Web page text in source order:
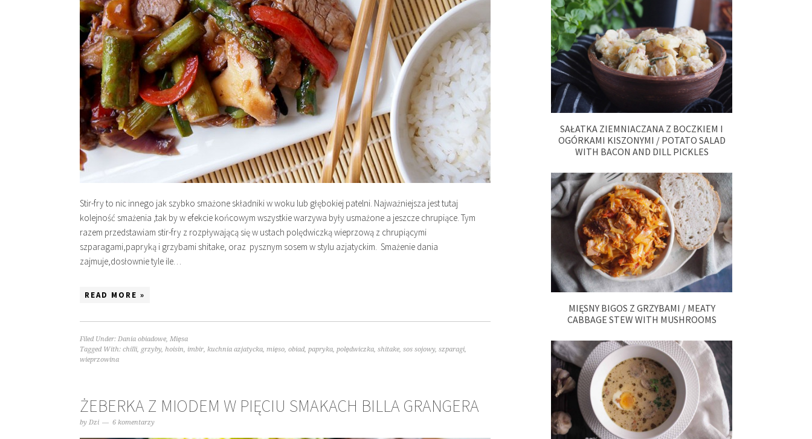
Stir-fry to nic innego jak szybko smażone składniki w woku lub głębokiej patelni. Najważniejsza jest tutaj
kolejność smażenia ,tak by w efekcie końcowym wszystkie warzywa były usmażone a jeszcze chrupiące. Tym
razem przedstawiam stir-fry z rozpływającą się w ustach polędwiczką wieprzową z chrupiącymi
szparagami,papryką i grzybami shitake, oraz pysznym sosem w stylu azjatyckim. Smażenie dania
zajmuje,dosłownie tyle ile…
READ MORE »
Filed Under: Dania obiadowe, Mięsa
Tagged With: chilli, grzyby, hoisin, imbir, kuchnia azjatycka, mięso, obiad, papryka, polędwiczka, shitake, sos sojowy, szparagi,
wieprzowina
ŻEBERKA Z MIODEM W PIĘCIU SMAKACH BILLA GRANGERA
by Dzi 6 komentarzy
SAŁATKA ZIEMNIACZANA Z BOCZKIEM I
OGÓRKAMI KISZONYMI / POTATO SALAD
WITH BACON AND DILL PICKLES
MIĘSNY BIGOS Z GRZYBAMI / MEATY
CABBAGE STEW WITH MUSHROOMS